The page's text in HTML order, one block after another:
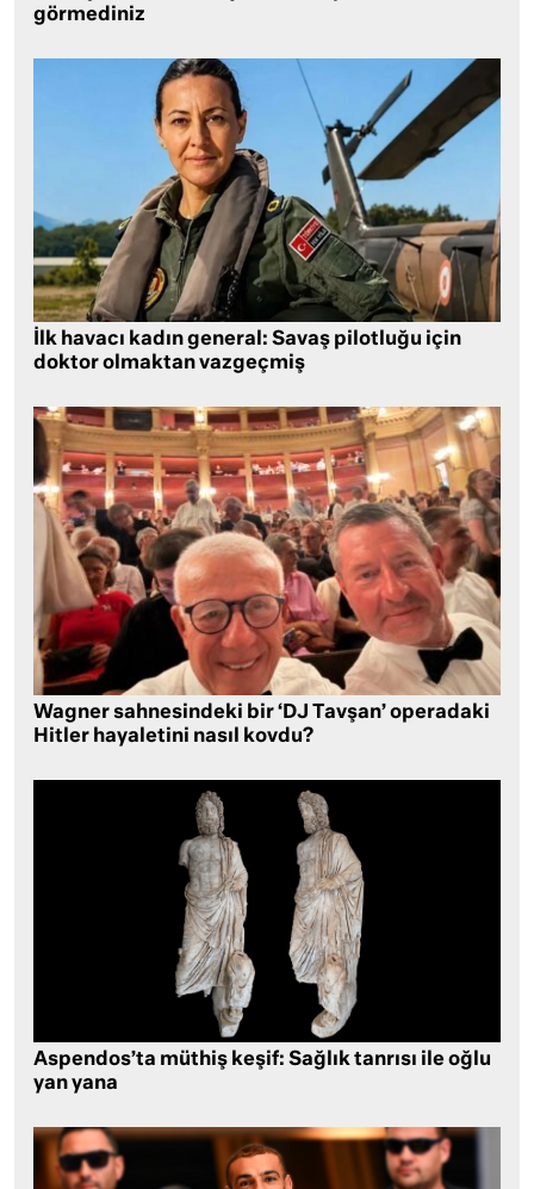
görmediniz
İlk havacı kadın general: Savaş pilotluğu için
doktor olmaktan vazgeçmiş
Wagner sahnesindeki bir ‘DJ Tavşan’ operadaki
Hitler hayaletini nasıl kovdu?
Aspendos’ta müthiş keşif: Sağlık tanrısı ile oğlu
yan yana